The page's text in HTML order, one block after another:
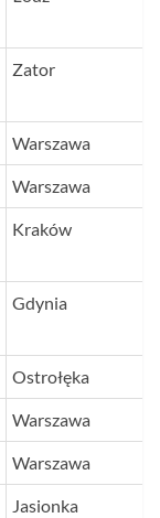
Zator
Warszawa
Warszawa
Kraków
Gdynia
Ostrołęka
Warszawa
Warszawa
Jasionka